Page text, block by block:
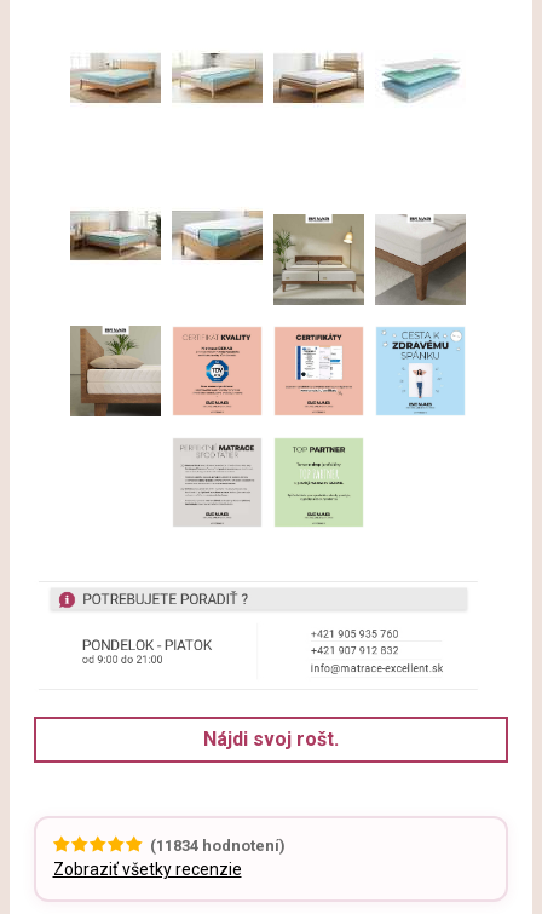
Nájdi svoj rošt.
(11834hodnotení)
Zobraziť všetky recenzie